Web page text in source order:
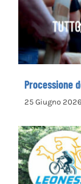
Processione
25 Giugno 2026